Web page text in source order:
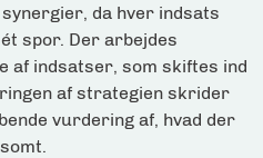
da hver indsats
spor. Der arbejdes
af indsatser, som skiftes ind
af strategien skrider
vurdering af, hvad der